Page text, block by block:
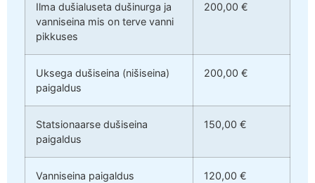
Ilma dušialuseta dušinurga ja
vanniseina mis on terve vanni
pikkuses
200,00 €
Uksega dušiseina (nišiseina)
paigaldus
200,00 €
Statsionaarse dušiseina
paigaldus
150,00 €
Vanniseina paigaldus 120,00 €